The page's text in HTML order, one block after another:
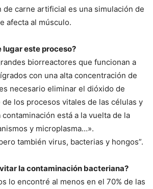
de carne artificial es una simulación de
afecta al músculo.
lugar este proceso?
biorreactores que funcionan a
con una alta concentración de
necesario eliminar el dióxido de
los procesos vitales de las células y
está a la vuelta de la
y microplasma…».
también virus, bacterias y hongos”.
la contaminación bacteriana?
lo encontré al menos en el 70% de las